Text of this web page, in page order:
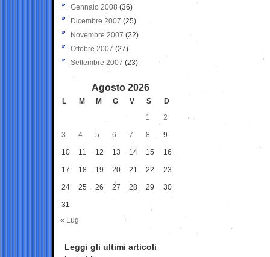
Gennaio 2008 (36)
Dicembre 2007 (25)
Novembre 2007 (22)
Ottobre 2007 (27)
Settembre 2007 (23)
Agosto 2026
L M M G V S
D
1
2
3 4 5 6 7 8 9
10 11 12 13 14 15 16
17 18 19 20 21 22 23
24 25 26 27 28 29 30
31
« Lug
Leggi gli ultimi articoli